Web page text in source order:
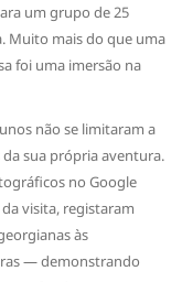
um grupo de 25
Muito mais do que uma
foi uma imersão na
não se limitaram a
sua própria aventura.
no Google
visita, registaram
às
— demonstrando